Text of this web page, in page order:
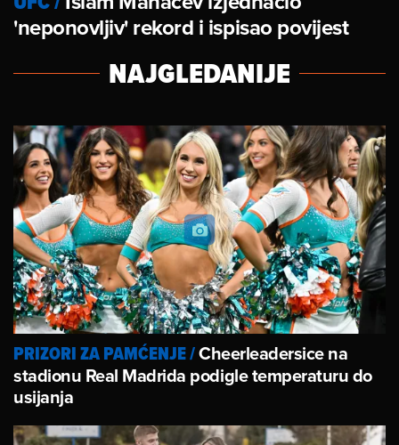
'neponovljiv' rekord i ispisao povijest
NAJGLEDANIJE
PRIZORI ZA PAMĆENJE/Cheerleadersice na
stadionu Real Madrida podigle temperaturu do
usijanja